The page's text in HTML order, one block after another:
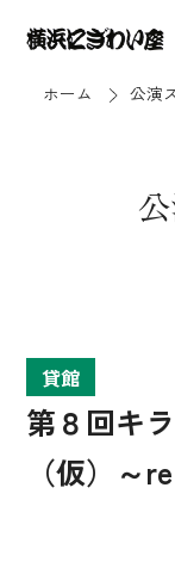
ホーム
公演
貸館
第８回キ
（仮）～